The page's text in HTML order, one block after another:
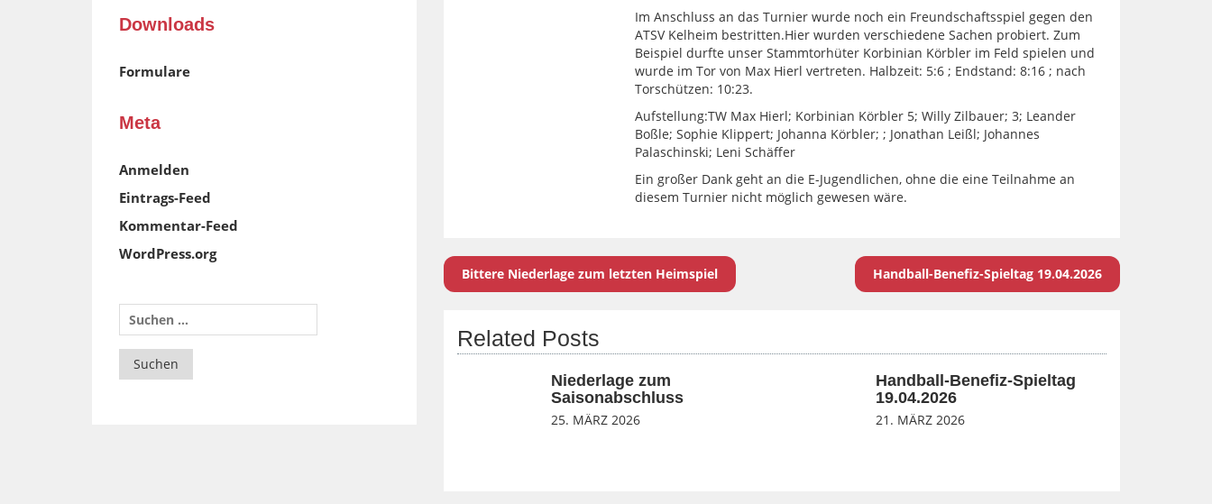
Im Anschluss an das Turnier wurde noch ein Freundschaftsspiel gegen den
ATSV Kelheim bestritten.Hier wurden verschiedene Sachen probiert. Zum
Beispiel durfte unser Stammtorhüter Korbinian Körbler im Feld spielen und
wurde im Tor von Max Hierl vertreten. Halbzeit: 5:6 ; Endstand: 8:16 ; nach
Torschützen: 10:23.
Aufstellung:TW Max Hierl; Korbinian Körbler 5; Willy Zilbauer; 3; Leander
Boßle; Sophie Klippert; Johanna Körbler; ; Jonathan Leißl; Johannes
Palaschinski; Leni Schäffer
Ein großer Dank geht an die E-Jugendlichen, ohne die eine Teilnahme an
diesem Turnier nicht möglich gewesen wäre.
Bittere Niederlage zum letzten Heimspiel Handball-Benefiz-Spieltag 19.04.2026
Related Posts
Niederlage zum
Saisonabschluss
25. MÄRZ 2026
Handball-Benefiz-Spieltag
19.04.2026
21. MÄRZ 2026
Downloads
Formulare
Meta
Anmelden
Eintrags-Feed
Kommentar-Feed
WordPress.org